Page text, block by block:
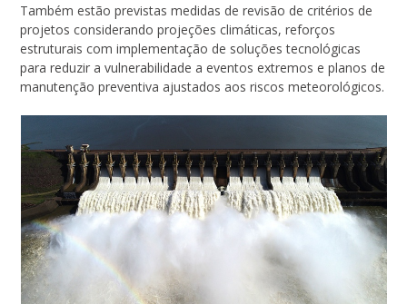
Também estão previstas medidas de revisão de critérios de
projetos considerando projeções climáticas, reforços
estruturais com implementação de soluções tecnológicas
para reduzir a vulnerabilidade a eventos extremos e planos de
manutenção preventiva ajustados aos riscos meteorológicos.